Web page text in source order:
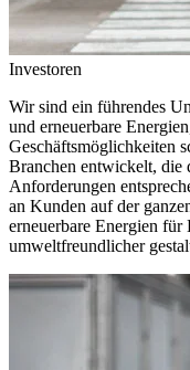
Investoren
Wir sind ein führendes
und erneuerbare
Geschäftsmöglichkeiten
Branchen entwickelt, die
Anforderungen
an Kunden auf der
erneuerbare Energien
umweltfreundlicher